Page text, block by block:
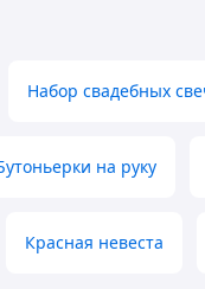
Набор свадебных
на руку
Красная невеста